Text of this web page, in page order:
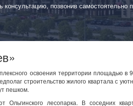
позвонив самостоятельно
освоения территории площадью
строительство жилого квартала с
пешком.
лесопарка. В соседних